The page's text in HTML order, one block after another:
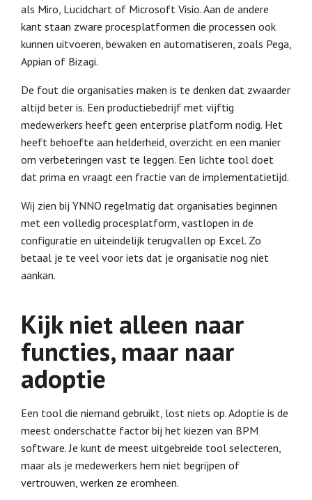
als Miro, Lucidchart of Microsoft Visio. Aan de andere
kant staan zware procesplatformen die processen ook
kunnen uitvoeren, bewaken en automatiseren, zoals Pega,
Appian of Bizagi.
De fout die organisaties maken is te denken dat zwaarder
altijd beter is. Een productiebedrijf met vijftig
medewerkers heeft geen enterprise platform nodig. Het
heeft behoefte aan helderheid, overzicht en een manier
om verbeteringen vast te leggen. Een lichte tool doet
dat prima en vraagt een fractie van de implementatietijd.
Wij zien bij YNNO regelmatig dat organisaties beginnen
met een volledig procesplatform, vastlopen in de
configuratie en uiteindelijk terugvallen op Excel. Zo
betaal je te veel voor iets dat je organisatie nog niet
aankan.
Kijk niet alleen naar
functies, maar naar
adoptie
Een tool die niemand gebruikt, lost niets op. Adoptie is de
meest onderschatte factor bij het kiezen van BPM
software. Je kunt de meest uitgebreide tool selecteren,
maar als je medewerkers hem niet begrijpen of
vertrouwen, werken ze eromheen.